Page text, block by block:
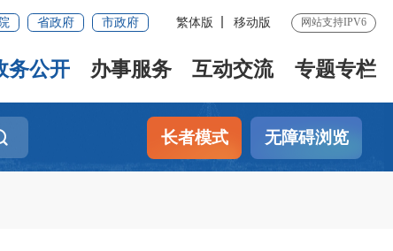
省政府 市政府 繁体版 移动版 网站支持IPV6
务公开 办事服务 互动交流 专题专栏
长者模式 无障碍浏览